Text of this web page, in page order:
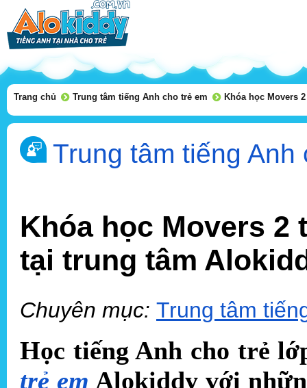
Trang chủ Trung tâm tiếng Anh cho trẻ em Khóa học Movers
Trung tâm tiếng Anh
Khóa học Movers 2
tại trung tâm
Chuyên mục: Trung tâm
Học tiếng Anh cho trẻ
trẻ em Alokiddy với